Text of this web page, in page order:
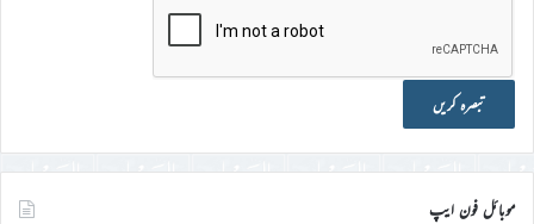
موبائل فون ایپ